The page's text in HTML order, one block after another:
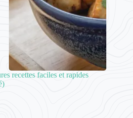
recettes faciles et rapides